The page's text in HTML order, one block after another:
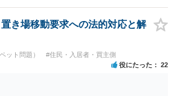
き場移動要求への法的対応と解
ット問題） #住民・入居者・買主側
役にたった 22